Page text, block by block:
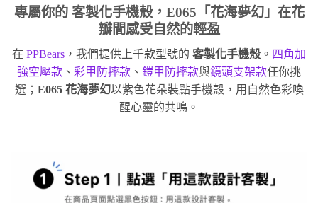
專屬你的 客製化手機殼，E065「花海夢幻」在花
瓣間感受自然的輕盈
在 PPBears ，我們提供上千款型號的 客製化手機殼 。 四角加
強空壓款 、 彩甲防摔款 、 鎧甲防摔款與鏡頭支架款任你挑
選； E065 花海夢幻以紫色花朵裝點手機殼，用自然色彩喚
醒心靈的共鳴。